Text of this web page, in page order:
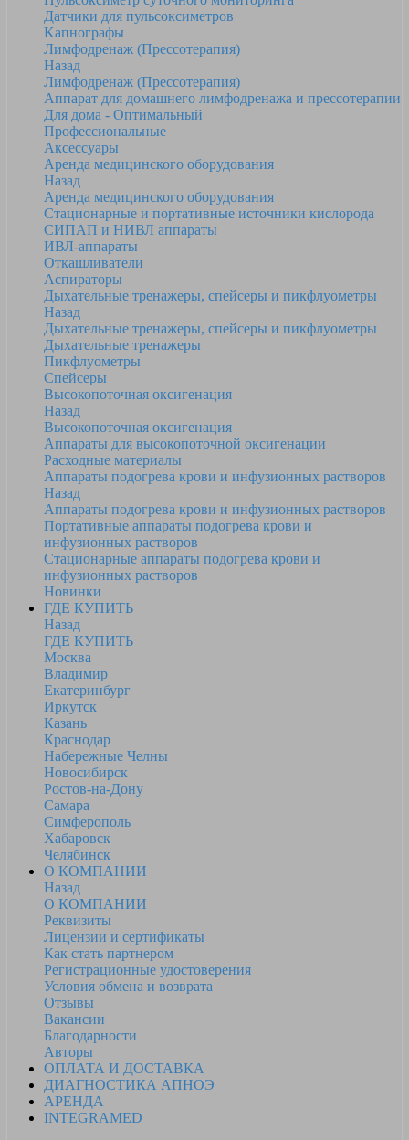
Датчики для пульсоксиметров
Kапнографы
Лимфодренаж (Прессотерапия)
Назад
Лимфодренаж (Прессотерапия)
Аппарат для домашнего лимфодренажа и прессотерапии
Для дома - Оптимальный
Профессиональные
Аксессуары
Аренда медицинского оборудования
Назад
Аренда медицинского оборудования
Стационарные и портативные источники кислорода
СИПАП и НИВЛ аппараты
ИВЛ-аппараты
Откашливатели
Аспираторы
Дыхательные тренажеры, спейсеры и пикфлуометры
Назад
Дыхательные тренажеры, спейсеры и пикфлуометры
Дыхательные тренажеры
Пикфлуометры
Спейсеры
Высокопоточная оксигенация
Назад
Высокопоточная оксигенация
Аппараты для высокопоточной оксигенации
Расходные материалы
Аппараты подогрева крови и инфузионных растворов
Назад
Аппараты подогрева крови и инфузионных растворов
Портативные аппараты подогрева крови и
инфузионных растворов
Стационарные аппараты подогрева крови и
инфузионных растворов
Новинки
ГДЕ КУПИТЬ
Назад
ГДЕ КУПИТЬ
Москва
Владимир
Екатеринбург
Иркутск
Казань
Краснодар
Набережные Челны
Новосибирск
Ростов-на-Дону
Самара
Симферополь
Хабаровск
Челябинск
О КОМПАНИИ
Назад
О КОМПАНИИ
Реквизиты
Лицензии и сертификаты
Как стать партнером
Регистрационные удостоверения
Условия обмена и возврата
Отзывы
Вакансии
Благодарности
Авторы
ОПЛАТА И ДОСТАВКА
ДИАГНОСТИКА АПНОЭ
АРЕНДА
INTEGRAMED